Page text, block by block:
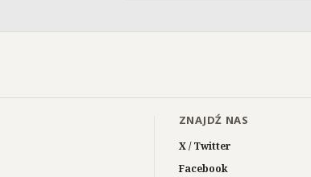
ZNAJDŹ NAS
X / Twitter
Facebook